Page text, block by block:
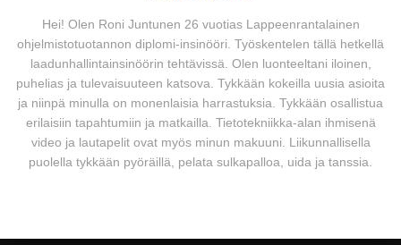
Hei! Olen Roni Juntunen 26 vuotias Lappeenrantalainen
ohjelmistotuotannon diplomi-insinööri. Työskentelen tällä hetkellä
laadunhallintainsinöörin tehtävissä. Olen luonteeltani iloinen,
puhelias ja tulevaisuuteen katsova. Tykkään kokeilla uusia asioita
ja niinpä minulla on monenlaisia harrastuksia. Tykkään osallistua
erilaisiin tapahtumiin ja matkailla. Tietotekniikka-alan ihmisenä
video ja lautapelit ovat myös minun makuuni. Liikunnallisella
puolella tykkään pyöräillä, pelata sulkapalloa, uida ja tanssia.